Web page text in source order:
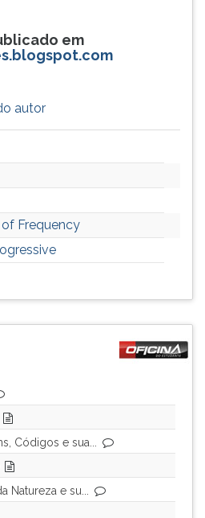
em
autor
Frequency
Códigos e sua...
Natureza e su...